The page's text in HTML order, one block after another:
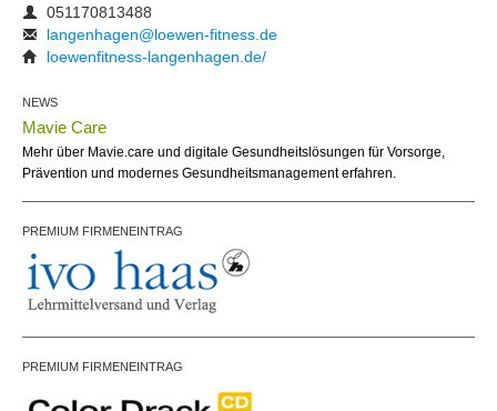
051170813488
langenhagen@loewen-fitness.de
loewenfitness-langenhagen.de/
NEWS
Mavie Care
Mehr über Mavie.care und digitale Gesundheitslösungen für Vorsorge,
Prävention und modernes Gesundheitsmanagement erfahren.
PREMIUM FIRMENEINTRAG
PREMIUM FIRMENEINTRAG